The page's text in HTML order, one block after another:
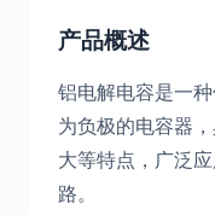
产品概述
铝电解电容是一
为负极的电容器
大等特点，广泛
路。